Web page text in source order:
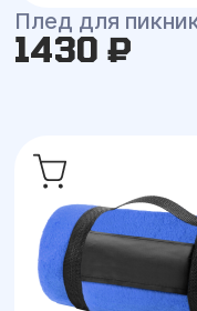
Плед для
1430 ₽